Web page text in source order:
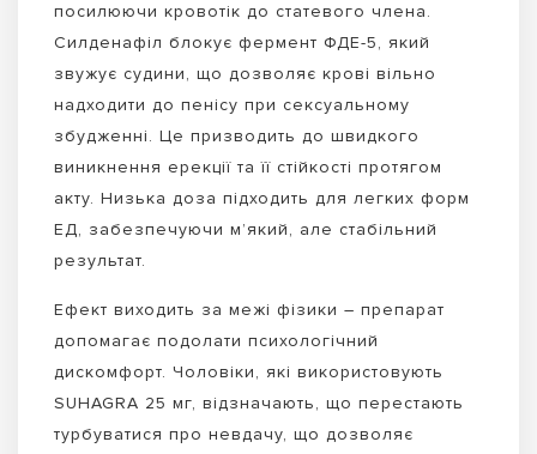
посилюючи кровотік до статевого члена.
Силденафіл блокує фермент ФДЕ-5, який
звужує судини, що дозволяє крові вільно
надходити до пенісу при сексуальному
збудженні. Це призводить до швидкого
виникнення ерекції та її стійкості протягом
акту. Низька доза підходить для легких форм
ЕД, забезпечуючи м’який, але стабільний
результат.
Ефект виходить за межі фізики – препарат
допомагає подолати психологічний
дискомфорт. Чоловіки, які використовують
SUHAGRA 25 мг, відзначають, що перестають
турбуватися про невдачу, що дозволяє